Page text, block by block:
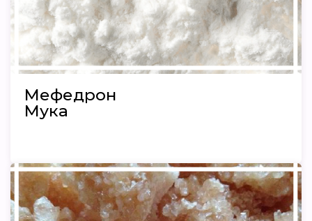
Мефедрон
Мука